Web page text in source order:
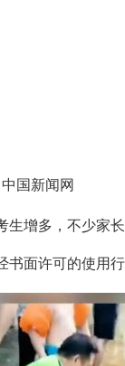
国新闻网
多，不少家长
书面许可的使用